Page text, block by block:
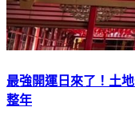
最強開運日來了！土
整年